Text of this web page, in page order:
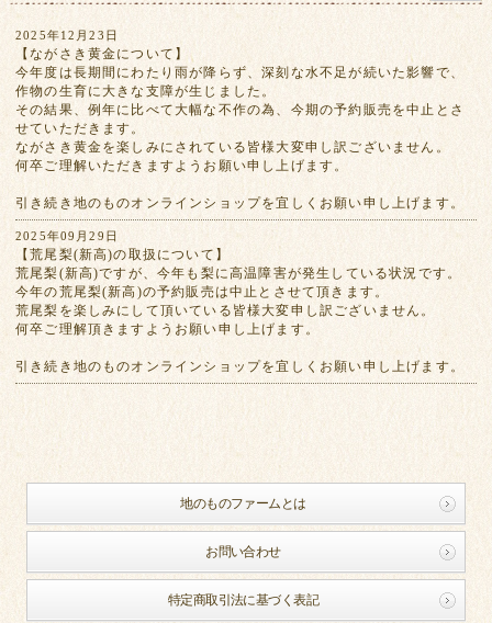
2025年12月23日
【ながさき黄金について】
今年度は長期間にわたり雨が降らず、深刻な水不足が続いた影響で、
作物の生育に大きな支障が生じました。
その結果、例年に比べて大幅な不作の為、今期の予約販売を中止とさ
せていただきます。
ながさき黄金を楽しみにされている皆様大変申し訳ございません。
何卒ご理解いただきますようお願い申し上げます。
引き続き地のものオンラインショップを宜しくお願い申し上げます。
2025年09月29日
【荒尾梨(新高)の取扱について】
荒尾梨(新高)ですが、今年も梨に高温障害が発生している状況です。
今年の荒尾梨(新高)の予約販売は中止とさせて頂きます。
荒尾梨を楽しみにして頂いている皆様大変申し訳ございません。
何卒ご理解頂きますようお願い申し上げます。
引き続き地のものオンラインショップを宜しくお願い申し上げます。
地のものファームとは
お問い合わせ
特定商取引法に基づく表記